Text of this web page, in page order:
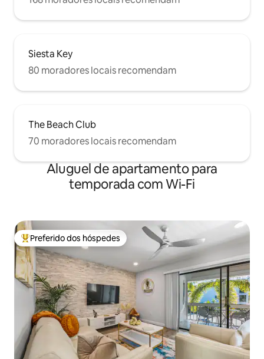
Siesta Key
80 moradores locais recomendam
The Beach Club
70 moradores locais recomendam
Aluguel de apartamento para
temporada com Wi-Fi
Entre os melhores preferidos dos hóspedes
Preferido dos hóspedes